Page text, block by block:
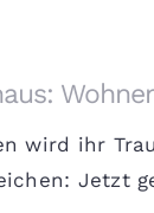
wird ihr
Jetzt